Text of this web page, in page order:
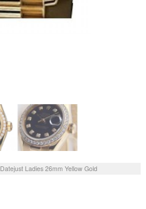
Datejust Ladies 26mm Yellow Gold